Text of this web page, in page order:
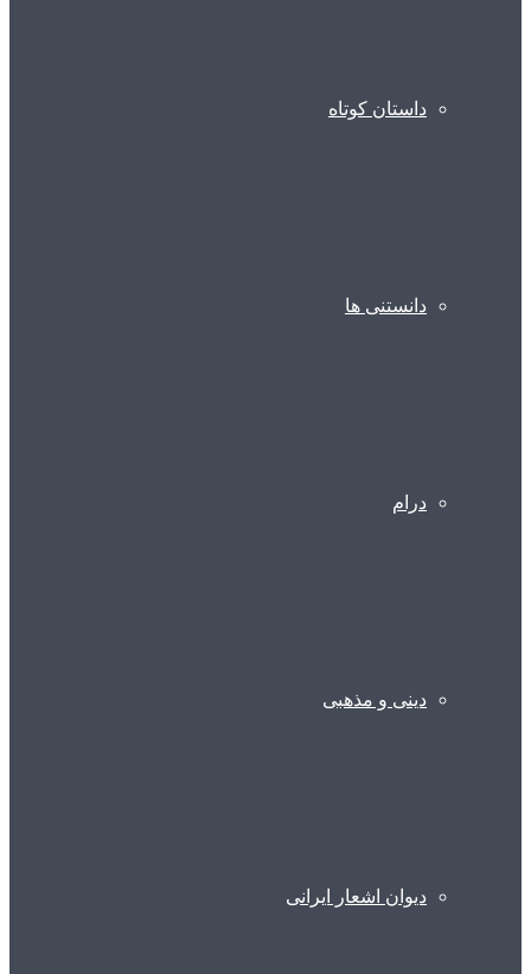
داستان کوتاه
دانستنی ها
درام
دینی و مذهبی
دیوان اشعار ایرانی